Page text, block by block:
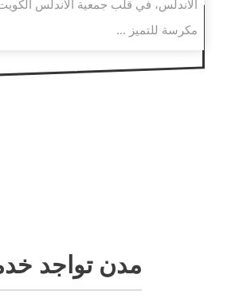
الأندلس، في قلب جمعية الأندلس
مكرسة للتميز ...
مدن تواجد